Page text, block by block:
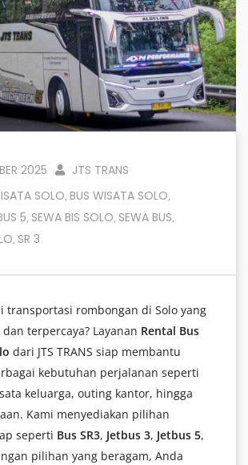
2025
JTS TRANS
SOLO, BUS WISATA SOLO,
5, SEWA BIS SOLO, SEWA BUS,
, SR 3
transportasi rombongan di Solo yang
terpercaya? Layanan Rental Bus
dari JTS TRANS siap membantu
kebutuhan perjalanan seperti
keluarga, outing kantor, hingga
Kami menyediakan pilihan
seperti Bus SR3, Jetbus 3, Jetbus 5,
pilihan yang beragam, Anda